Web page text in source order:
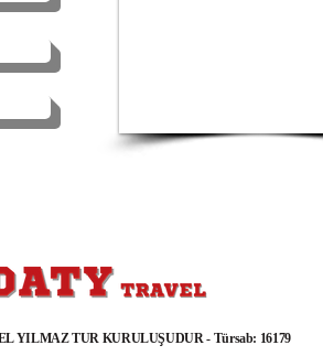
YILMAZ TUR KURULUŞUDUR - Türsab: 16179